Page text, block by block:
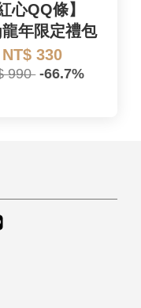
心QQ條】
年限定禮包
NT$ 330
990 -66.7%